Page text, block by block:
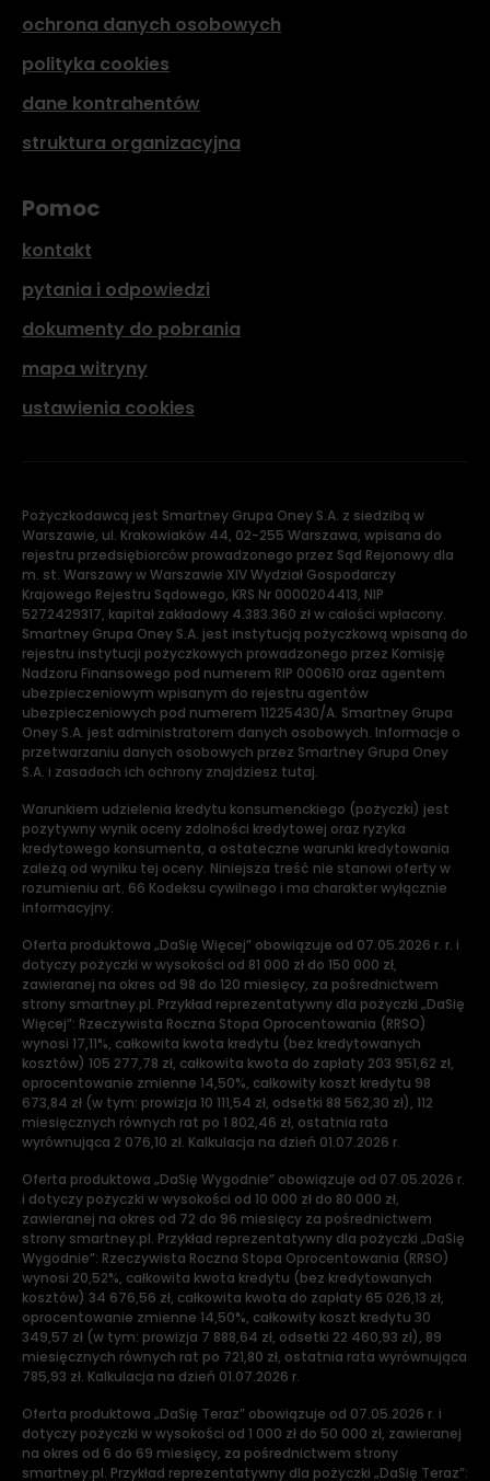
ochrona danych osobowych
polityka cookies
dane kontrahentów
struktura organizacyjna
Pomoc
kontakt
pytania i odpowiedzi
dokumenty do pobrania
mapa witryny
ustawienia cookies
Pożyczkodawcą jest Smartney Grupa Oney S.A. z siedzibą w
Warszawie, ul. Krakowiaków 44, 02-255 Warszawa, wpisana do
rejestru przedsiębiorców prowadzonego przez Sąd Rejonowy dla
m. st. Warszawy w Warszawie XIV Wydział Gospodarczy
Krajowego Rejestru Sądowego, KRS Nr 0000204413, NIP
5272429317, kapitał zakładowy 4.383.360 zł w całości wpłacony.
Smartney Grupa Oney S.A. jest instytucją pożyczkową wpisaną do
rejestru instytucji pożyczkowych prowadzonego przez Komisję
Nadzoru Finansowego pod numerem RIP 000610 oraz agentem
ubezpieczeniowym wpisanym do rejestru agentów
ubezpieczeniowych pod numerem 11225430/A. Smartney Grupa
Oney S.A. jest administratorem danych osobowych. Informacje o
przetwarzaniu danych osobowych przez Smartney Grupa Oney
S.A. i zasadach ich ochrony znajdziesz tutaj.
Warunkiem udzielenia kredytu konsumenckiego (pożyczki) jest
pozytywny wynik oceny zdolności kredytowej oraz ryzyka
kredytowego konsumenta, a ostateczne warunki kredytowania
zależą od wyniku tej oceny. Niniejsza treść nie stanowi oferty w
rozumieniu art. 66 Kodeksu cywilnego i ma charakter wyłącznie
informacyjny.
Oferta produktowa „DaSię Więcej” obowiązuje od 07.05.2026 r. r. i
dotyczy pożyczki w wysokości od 81 000 zł do 150 000 zł,
zawieranej na okres od 98 do 120 miesięcy, za pośrednictwem
strony smartney.pl. Przykład reprezentatywny dla pożyczki „DaSię
Więcej”: Rzeczywista Roczna Stopa Oprocentowania (RRSO)
wynosi 17,11%, całkowita kwota kredytu (bez kredytowanych
kosztów) 105 277,78 zł, całkowita kwota do zapłaty 203 951,62 zł,
oprocentowanie zmienne 14,50%, całkowity koszt kredytu 98
673,84 zł (w tym: prowizja 10 111,54 zł, odsetki 88 562,30 zł), 112
miesięcznych równych rat po 1 802,46 zł, ostatnia rata
wyrównująca 2 076,10 zł. Kalkulacja na dzień 01.07.2026 r.
Oferta produktowa „DaSię Wygodnie” obowiązuje od 07.05.2026 r.
i dotyczy pożyczki w wysokości od 10 000 zł do 80 000 zł,
zawieranej na okres od 72 do 96 miesięcy za pośrednictwem
strony smartney.pl. Przykład reprezentatywny dla pożyczki „DaSię
Wygodnie”: Rzeczywista Roczna Stopa Oprocentowania (RRSO)
wynosi 20,52%, całkowita kwota kredytu (bez kredytowanych
kosztów) 34 676,56 zł, całkowita kwota do zapłaty 65 026,13 zł,
oprocentowanie zmienne 14,50%, całkowity koszt kredytu 30
349,57 zł (w tym: prowizja 7 888,64 zł, odsetki 22 460,93 zł), 89
miesięcznych równych rat po 721,80 zł, ostatnia rata wyrównująca
785,93 zł. Kalkulacja na dzień 01.07.2026 r.
Oferta produktowa „DaSię Teraz” obowiązuje od 07.05.2026 r. i
dotyczy pożyczki w wysokości od 1 000 zł do 50 000 zł, zawieranej
na okres od 6 do 69 miesięcy, za pośrednictwem strony
smartney.pl. Przykład reprezentatywny dla pożyczki „DaSię Teraz”: